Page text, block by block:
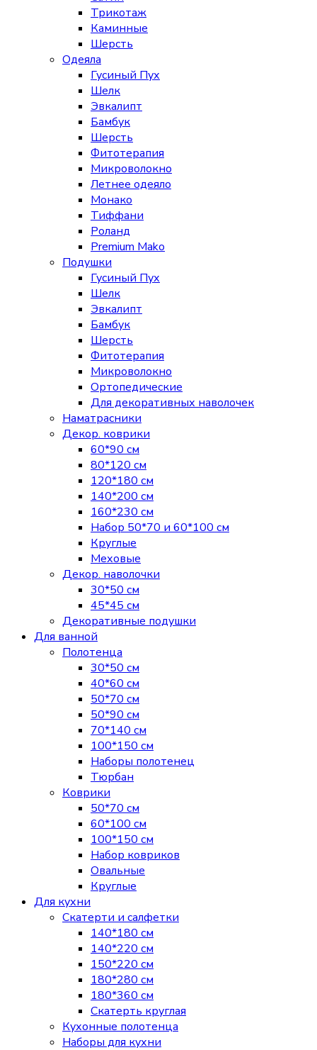
Трикотаж
Каминные
Шерсть
Одеяла
Гусиный Пух
Шелк
Эвкалипт
Бамбук
Шерсть
Фитотерапия
Микроволокно
Летнее одеяло
Монако
Тиффани
Роланд
Premium Mako
Подушки
Гусиный Пух
Шелк
Эвкалипт
Бамбук
Шерсть
Фитотерапия
Микроволокно
Ортопедические
Для декоративных наволочек
Наматрасники
Декор. коврики
60*90 см
80*120 см
120*180 см
140*200 см
160*230 см
Набор 50*70 и 60*100 см
Круглые
Меховые
Декор. наволочки
30*50 см
45*45 см
Декоративные подушки
Для ванной
Полотенца
30*50 см
40*60 см
50*70 см
50*90 см
70*140 см
100*150 см
Наборы полотенец
Тюрбан
Коврики
50*70 см
60*100 см
100*150 см
Набор ковриков
Овальные
Круглые
Для кухни
Скатерти и салфетки
140*180 см
140*220 см
150*220 см
180*280 см
180*360 см
Скатерть круглая
Кухонные полотенца
Наборы для кухни